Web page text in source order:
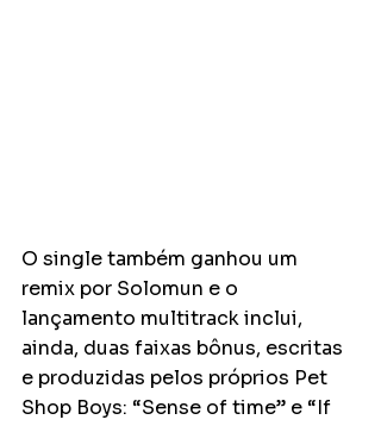
O single também ganhou um
remix por Solomun e o
lançamento multitrack inclui,
ainda, duas faixas bônus, escritas
e produzidas pelos próprios Pet
Shop Boys: “Sense of time” e “If